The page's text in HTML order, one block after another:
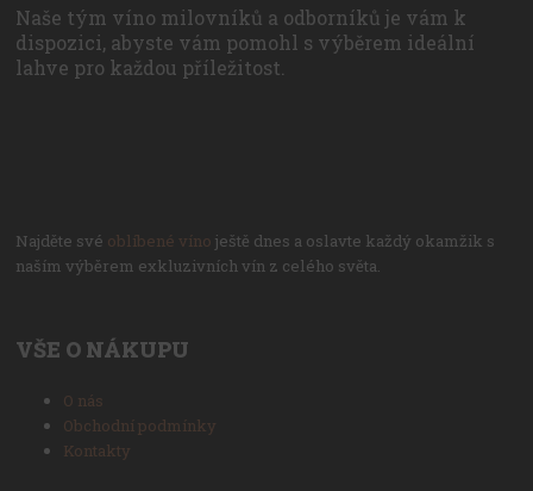
Naše tým víno milovníků a odborníků je vám k
dispozici, abyste vám pomohl s výběrem ideální
lahve pro každou příležitost.
Najděte své oblíbené víno ještě dnes a oslavte každý okamžik s
naším výběrem exkluzivních vín z celého světa.
VŠE O NÁKUPU
O nás
Obchodní podmínky
Kontakty